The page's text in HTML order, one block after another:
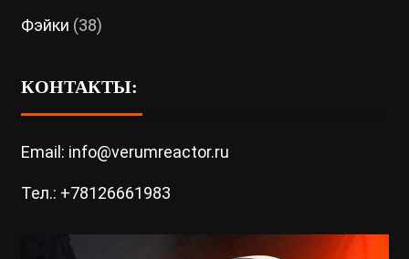
Фэйки (38)
КОНТАКТЫ:
Email: info@verumreactor.ru
Тел.: +78126661983